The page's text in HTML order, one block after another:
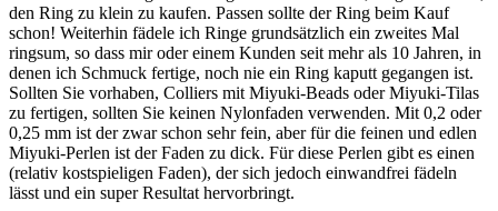
den Ring zu klein zu kaufen. Passen sollte der Ring beim Kauf
schon! Weiterhin fädele ich Ringe grundsätzlich ein zweites Mal
ringsum, so dass mir oder einem Kunden seit mehr als 10 Jahren, in
denen ich Schmuck fertige, noch nie ein Ring kaputt gegangen ist.
Sollten Sie vorhaben, Colliers mit Miyuki-Beads oder Miyuki-Tilas
zu fertigen, sollten Sie keinen Nylonfaden verwenden. Mit 0,2 oder
0,25 mm ist der zwar schon sehr fein, aber für die feinen und edlen
Miyuki-Perlen ist der Faden zu dick. Für diese Perlen gibt es einen
(relativ kostspieligen Faden), der sich jedoch einwandfrei fädeln
lässt und ein super Resultat hervorbringt.